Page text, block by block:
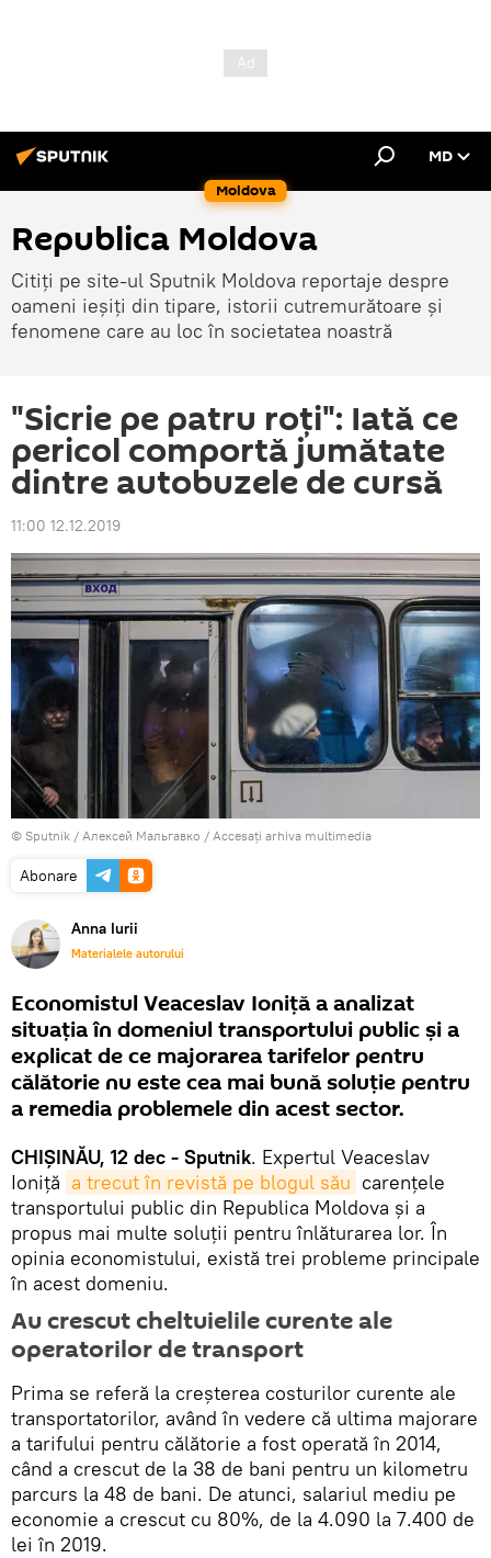
Moldova
MD
Republica Moldova
Citiți pe site-ul Sputnik Moldova reportaje despre
oameni ieșiți din tipare, istorii cutremurătoare și
fenomene care au loc în societatea noastră
"Sicrie pe patru roți": Iată ce
pericol comportă jumătate
dintre autobuzele de cursă
11:00 12.12.2019
© Sputnik / Алексей Мальгавко / Accesați arhiva multimedia
Abonare
Anna Iurii
Materialele autorului
Economistul Veaceslav Ioniță a analizat
situația în domeniul transportului public și a
explicat de ce majorarea tarifelor pentru
călătorie nu este cea mai bună soluție pentru
a remedia problemele din acest sector.
CHIȘINĂU, 12 dec - Sputnik. Expertul Veaceslav
Ioniță a trecut în revistă pe blogul său carențele
transportului public din Republica Moldova și a
propus mai multe soluții pentru înlăturarea lor. În
opinia economistului, există trei probleme principale
în acest domeniu.
Au crescut cheltuielile curente ale
operatorilor de transport
Prima se referă la creșterea costurilor curente ale
transportatorilor, având în vedere că ultima majorare
a tarifului pentru călătorie a fost operată în 2014,
când a crescut de la 38 de bani pentru un kilometru
parcurs la 48 de bani. De atunci, salariul mediu pe
economie a crescut cu 80%, de la 4.090 la 7.400 de
lei în 2019.